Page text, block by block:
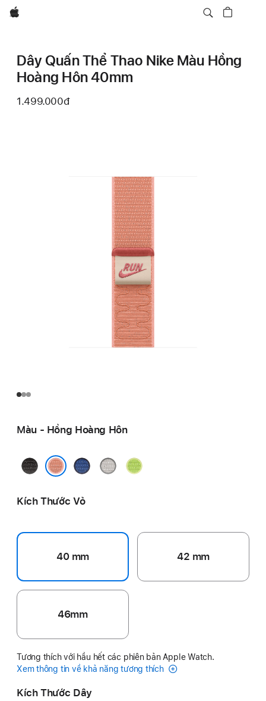
Apple
Dây Quấn Thể Thao Nike Màu Hồng
Hoàng Hôn 40mm
1.499.000đ
Màu - Hồng Hoàng Hôn
Đen
Đêm
Xanh
Băng
Xám
Xanh
Kích Thước Vỏ
40 mm 42 mm
46mm
Tương thích với hầu hết các phiên bản Apple Watch.
Xem thông tin về khả năng tương thích
Kích Thước Dây